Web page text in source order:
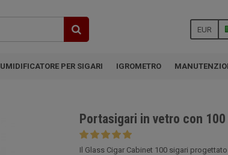
EUR
UMIDIFICATORE PER SIGARI IGROMETRO
Portasigari in vetro con
Il Glass Cigar Cabinet 100 sigari